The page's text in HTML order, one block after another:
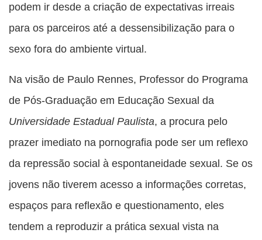
podem ir desde a criação de expectativas irreais
para os parceiros até a dessensibilização para o
sexo fora do ambiente virtual.
Na visão de Paulo Rennes, Professor do Programa
de Pós-Graduação em Educação Sexual da
Universidade Estadual Paulista, a procura pelo
prazer imediato na pornografia pode ser um reflexo
da repressão social à espontaneidade sexual. Se os
jovens não tiverem acesso a informações corretas,
espaços para reflexão e questionamento, eles
tendem a reproduzir a prática sexual vista na